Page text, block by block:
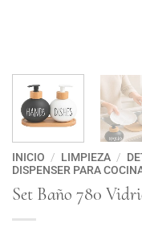
INICIO / LIMPIEZA /
DISPENSER PARA
Set Baño 780